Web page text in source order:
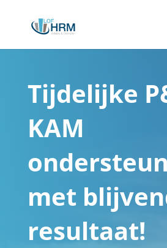
Tijdelijke
KAM
met
resultaat!